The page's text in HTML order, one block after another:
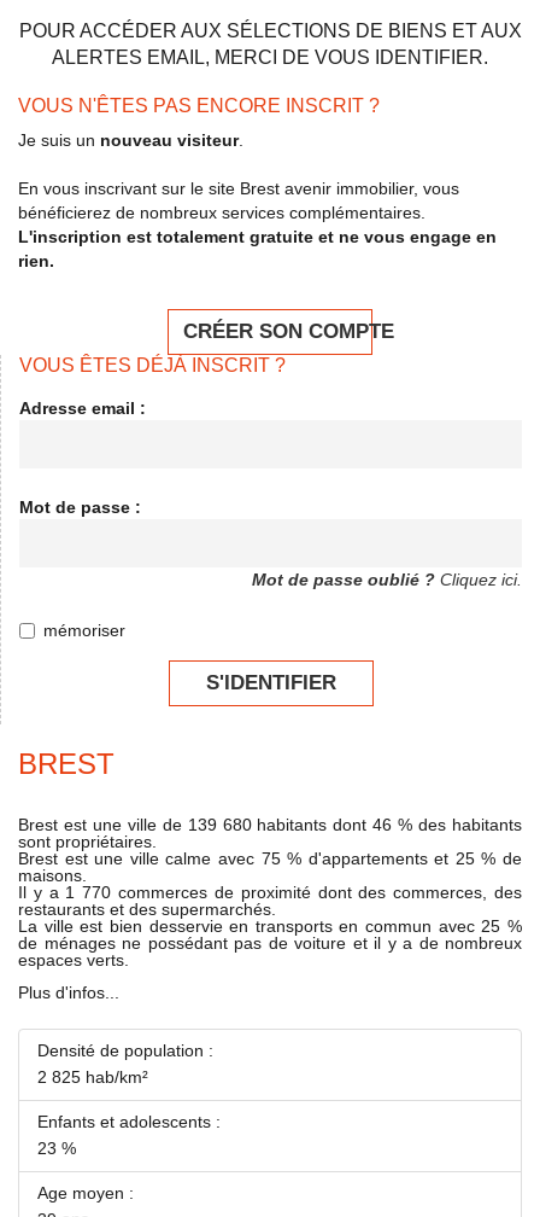
POUR ACCÉDER AUX SÉLECTIONS DE BIENS ET AUX
ALERTES EMAIL, MERCI DE VOUS IDENTIFIER.
VOUS N'ÊTES PAS ENCORE INSCRIT ?
Je suis un nouveau visiteur.
En vous inscrivant sur le site Brest avenir immobilier, vous
bénéficierez de nombreux services complémentaires.
L'inscription est totalement gratuite et ne vous engage en
rien.
CRÉER SON COMPTE
VOUS ÊTES DÉJÀ INSCRIT ?
Adresse email :
Mot de passe :
Mot de passe oublié ? Cliquez ici.
mémoriser
S'IDENTIFIER
BREST
Brest est une ville de 139 680 habitants dont 46 % des habitants
sont propriétaires.
Brest est une ville calme avec 75 % d'appartements et 25 % de
maisons.
Il y a 1 770 commerces de proximité dont des commerces, des
restaurants et des supermarchés.
La ville est bien desservie en transports en commun avec 25 %
de ménages ne possédant pas de voiture et il y a de nombreux
espaces verts.
Plus d'infos...
Densité de population :
2 825 hab/km²
Enfants et adolescents :
23 %
Age moyen :